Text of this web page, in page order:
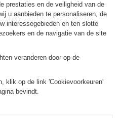
prestaties en de veiligheid van de
u aanbieden te personaliseren, de
interessegebieden en ten slotte
en de navigatie van de site
veranderen door op de
klik op de link 'Cookievoorkeuren'
bevindt.